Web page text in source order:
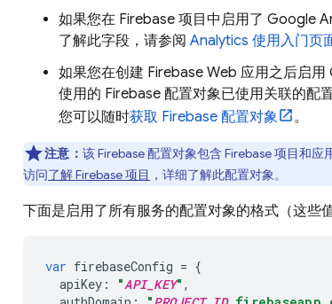
如果您在 Firebase 项目中启用了 Google
了解此字段，请参阅 Analytics 使用入门页
如果您在创建 Firebase Web 应用之后启用
使用的 Firebase 配置对象已使用关联的配
您可以随时获取 Firebase 配置对象 。
注意： 该 Firebase 配置对象包含 Firebase 项目和应
访问了解 Firebase 项目 ，详细了解此配置对象。
下面是启用了所有服务的配置对象的格式（这些
var firebaseConfig = {
apiKey : "API_KEY" ,